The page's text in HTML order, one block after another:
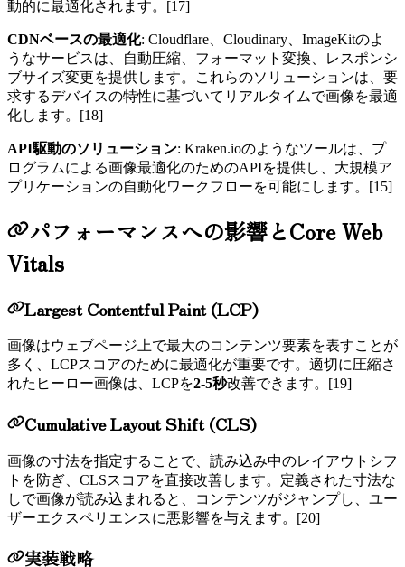
動的に最適化されます。 [17]
CDNベースの最適化: Cloudflare、Cloudinary、ImageKitのよ
うなサービスは、自動圧縮、フォーマット変換、レスポンシ
ブサイズ変更を提供します。これらのソリューションは、要
求するデバイスの特性に基づいてリアルタイムで画像を最適
化します。 [18]
API駆動のソリューション: Kraken.ioのようなツールは、プ
ログラムによる画像最適化のためのAPIを提供し、大規模ア
プリケーションの自動化ワークフローを可能にします。 [15]
パフォーマンスへの影響とCore Web
Vitals
Largest Contentful Paint (LCP)
画像はウェブページ上で最大のコンテンツ要素を表すことが
多く、LCPスコアのために最適化が重要です。適切に圧縮さ
れたヒーロー画像は、LCPを2-5秒改善できます。 [19]
Cumulative Layout Shift (CLS)
画像の寸法を指定することで、読み込み中のレイアウトシフ
トを防ぎ、CLSスコアを直接改善します。定義された寸法な
しで画像が読み込まれると、コンテンツがジャンプし、ユー
ザーエクスペリエンスに悪影響を与えます。 [20]
実装戦略